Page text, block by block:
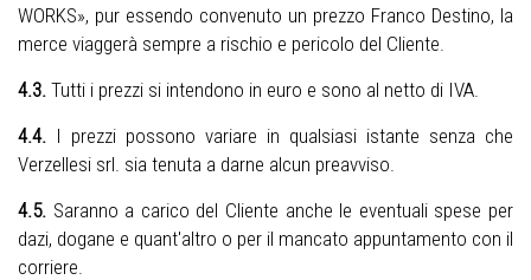
WORKS», pur essendo convenuto un prezzo Franco Destino, la
merce viaggerà sempre a rischio e pericolo del Cliente.
4.3. Tutti i prezzi si intendono in euro e sono al netto di IVA.
4.4. I prezzi possono variare in qualsiasi istante senza che
Verzellesi srl. sia tenuta a darne alcun preavviso.
4.5. Saranno a carico del Cliente anche le eventuali spese per
dazi, dogane e quant'altro o per il mancato appuntamento con il
corriere.